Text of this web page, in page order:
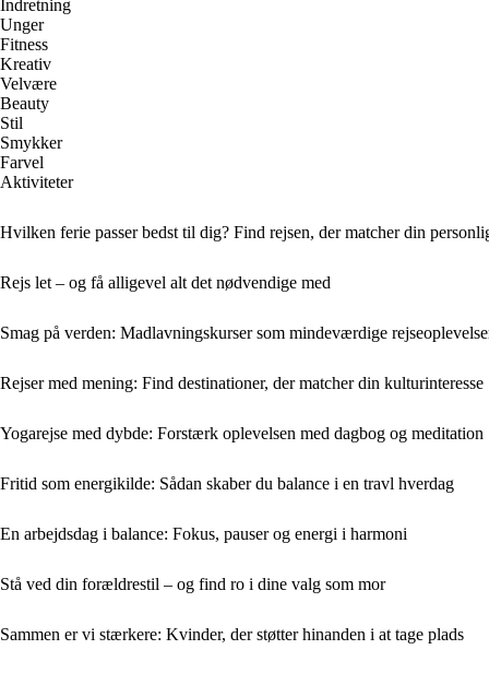
Indretning
Unger
Fitness
Kreativ
Velvære
Beauty
Stil
Smykker
Farvel
Aktiviteter
Hvilken ferie passer bedst til dig? Find rejsen, der matcher din
Rejs let – og få alligevel alt det nødvendige med
Smag på verden: Madlavningskurser som mindeværdige
Rejser med mening: Find destinationer, der matcher din kulturinteresse
Yogarejse med dybde: Forstærk oplevelsen med dagbog og meditation
Fritid som energikilde: Sådan skaber du balance i en travl hverdag
En arbejdsdag i balance: Fokus, pauser og energi i harmoni
Stå ved din forældrestil – og find ro i dine valg som mor
Sammen er vi stærkere: Kvinder, der støtter hinanden i at tage plads